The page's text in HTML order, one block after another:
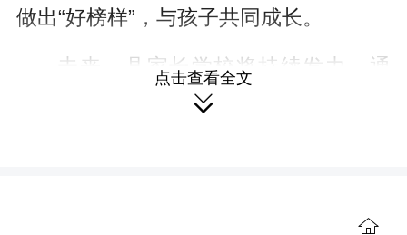
做出“好榜样”，与孩子共同成长。
未来，县家长学校将持续发力，通
过多样化课程和活动，为家长赋能，推
点击查看全文
